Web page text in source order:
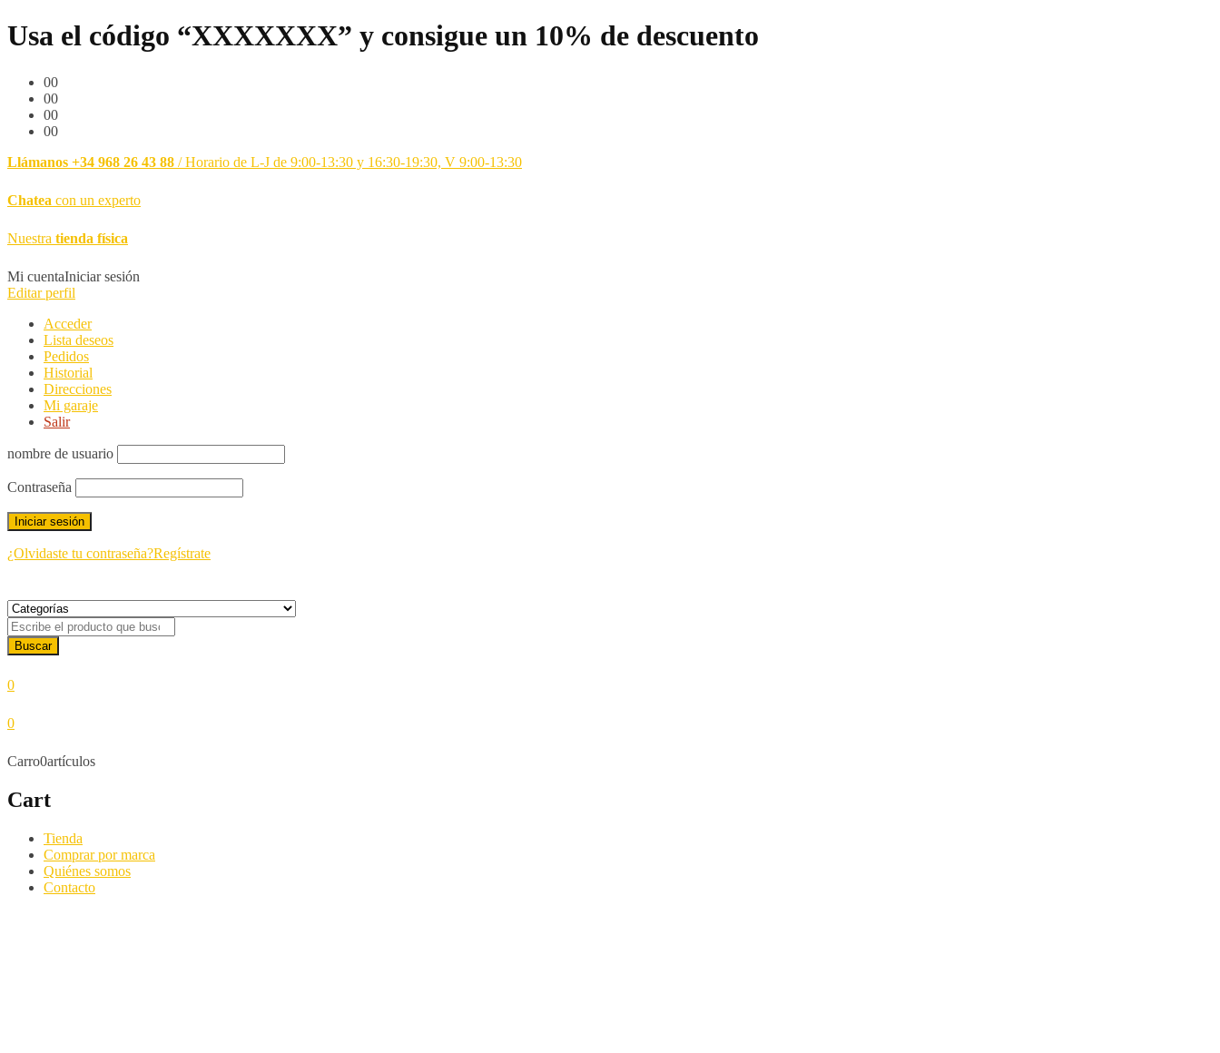
Usa el código “XXXXXXX” y consigue un 10% de descuento
00
00
00
00
Llámanos +34 968 26 43 88 / Horario de L-J de 9:00-13:30 y 16:30-19:30, V 9:00-13:30
Chatea con un experto
Nuestra tienda física
Mi cuentaIniciar sesión
Editar perfil
Acceder
Lista deseos
Pedidos
Historial
Direcciones
Mi garaje
Salir
nombre de usuario
Contraseña
¿Olvidaste tu contraseña?Regístrate
0
0
Carro0artículos
Cart
Tienda
Comprar por marca
Quiénes somos
Contacto